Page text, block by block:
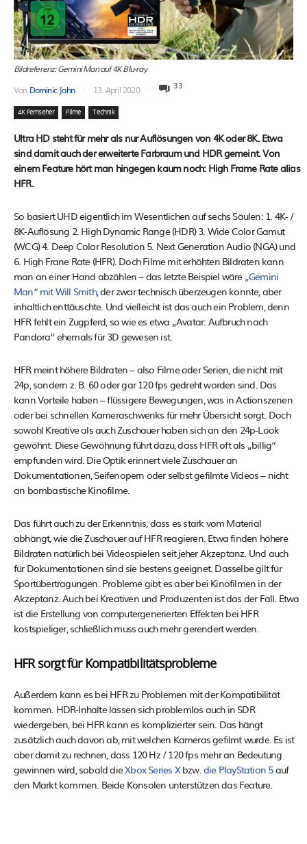
Bildreferenz: Gemini Man auf 4K Blu-ray
Von Dominic Jahn 13. April 2020 33
4K Fernseher Filme Technik
Ultra HD steht für mehr als nur Auflösungen von 4K oder 8K. Etwa
sind damit auch der erweiterte Farbraum und HDR gemeint. Von
einem Feature hört man hingegen kaum noch: High Frame Rate alias
HFR.
So basiert UHD eigentlich im Wesentlichen auf sechs Säulen: 1. 4K- /
8K-Auflösung 2. High Dynamic Range (HDR) 3. Wide Color Gamut
(WCG) 4. Deep Color Resolution 5. Next Generation Audio (NGA) und
6. High Frane Rate (HFR). Doch Filme mit erhöhten Bildraten kann
man an einer Hand abzählen – das letzte Beispiel wäre „Gemini
Man“ mit Will Smith, der zwar technisch überzeugen konnte, aber
inhaltlich enttäuschte. Und vielleicht ist das auch ein Problem, denn
HFR fehlt ein Zugpferd, so wie es etwa „Avatar: Aufbruch nach
Pandora“ ehemals für 3D gewesen ist.
HFR meint höhere Bildraten – also Filme oder Serien, die nicht mit
24p, sondern z. B. 60 oder gar 120 fps gedreht worden sind. Das
kann Vorteile haben – flüssigere Bewegungen, was in Actionszenen
oder bei schnellen Kameraschwenks für mehr Übersicht sorgt. Doch
sowohl Kreative als auch Zuschauer haben sich an den 24p-Look
gewöhnt. Diese Gewöhnung führt dazu, dass HFR oft als „billig“
empfunden wird. Die Optik erinnert viele Zuschauer an
Dokumentationen, Seifenopern oder selbst gefilmte Videos – nicht
an bombastische Kinofilme.
Das führt auch zu der Erkenntnis, dass es stark vom Material
abhängt, wie die Zuschauer auf HFR reagieren. Etwa finden höhere
Bildraten natürlich bei Videospielen seit jeher Akzeptanz. Und auch
für Dokumentationen sind sie bestens geeignet. Dasselbe gilt für
Sportübertragungen. Probleme gibt es aber bei Kinofilmen in der
Akzeptanz. Auch bei Kreativen und Produzenten ist das der Fall. Etwa
ist die Erstellung von computergenerierten Effekten bei HFR
kostspieliger, schließlich muss auch mehr gerendert werden.
HFR sorgt für Kompatibilitätsprobleme
Außerdem kann es bei HFR zu Problemen mit der Kompatibilität
kommen. HDR-Inhalte lassen sich problemlos auch in SDR
wiedergeben, bei HFR kann es komplizierter sein. Das hängt
zusätzlich auch davon ab, mit welchen Kameras gefilmt wurde. Es ist
aber damit zu rechnen, dass 120 Hz / 120 fps mehr an Bedeutung
gewinnen wird, sobald dieXbox Series Xbzw.die PlayStation 5auf
den Markt kommen. Beide Konsolen unterstützen das Feature.